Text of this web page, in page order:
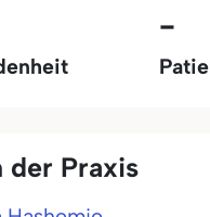
-
der Praxis